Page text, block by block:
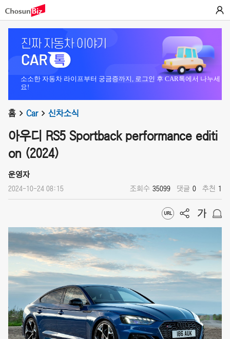
소소한 자동차 라이프부터 궁금증까지, 로그인 후 CAR톡에서 나누세
요!
홈 Car 신차소식
아우디 RS5 Sportback performance editi
on (2024)
운영자
2024-10-24 08:15 조회수 35099 댓글 0 추천 1